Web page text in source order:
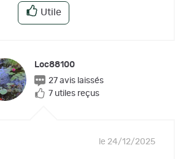
Utile
Loc88100
27 avis laissés
7 utiles reçus
le 24/12/2025